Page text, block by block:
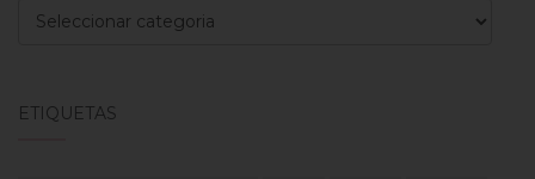
Categorias
ETIQUETAS